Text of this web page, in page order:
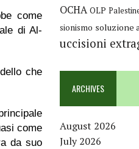
come
di Al-
che
come
da suo
OCHA OLP
sionismo soluzione
uccisioni
ARCHIVES
August 2026
July 2026